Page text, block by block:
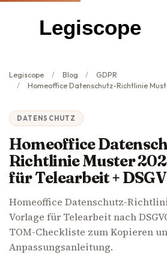
Legiscope
Legiscope Blog
GDPR
Homeoffice Datenschutz-Richtlinie Muster 2026: Vorlage für Telearbeit +
DATENSCHUTZ
Homeoffice
Richtlinie Muster
für Telearbeit +
Homeoffice Datenschutz-
Vorlage für Telearbeit nach
TOM-Checkliste zum Kopieren
Anpassungsanleitung.